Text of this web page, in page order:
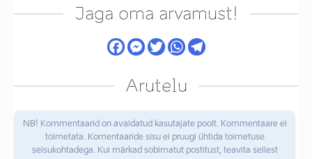
Jaga oma arvamust!
Arutelu
NB! Kommentaarid on avaldatud kasutajate poolt. Kommentaare ei
toimetata. Komentaaride sisu ei pruugi ühtida toimetuse
seisukohtadega. Kui märkad sobimatut postitust, teavita sellest